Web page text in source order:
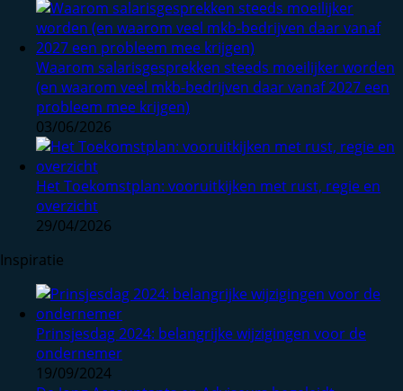
Waarom salarisgesprekken steeds moeilijker worden
(en waarom veel mkb-bedrijven daar vanaf 2027 een
probleem mee krijgen)
03/06/2026
Het Toekomstplan: vooruitkijken met rust, regie en
overzicht
29/04/2026
Inspiratie
Prinsjesdag 2024: belangrijke wijzigingen voor de
ondernemer
19/09/2024